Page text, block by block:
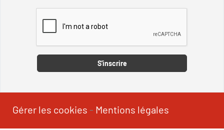
S'inscrire
Gérer les cookies - Mentions légales